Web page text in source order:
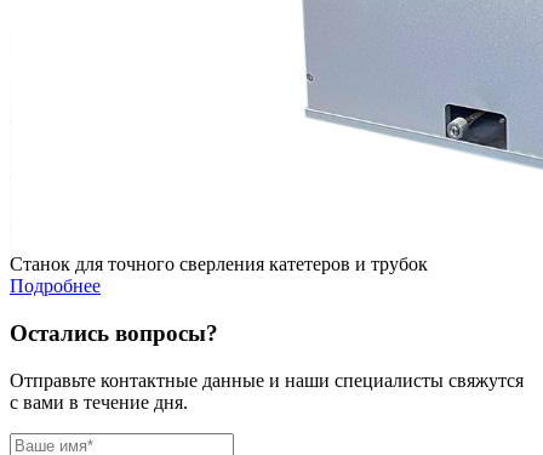
Станок для точного сверления катетеров и трубок
Подробнее
Остались вопросы?
Отправьте контактные данные и наши специалисты свяжутся
с вами в течение дня.